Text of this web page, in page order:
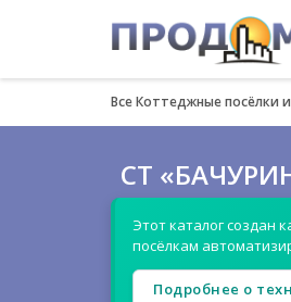
Все Коттеджные посёлки
СТ
Этот каталог создан
посёлкам
Подробнее о